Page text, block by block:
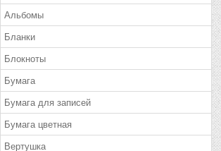
Альбомы
Бланки
Блокноты
Бумага
Бумага для записей
Бумага цветная
Вертушка